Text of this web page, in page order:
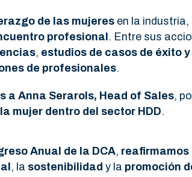
de las mujeres en la
profesional . Entre sus
, estudios de casos de éxito
de profesionales.
a Anna Serarols, Head of Sales,
mujer dentro del sector HDD.
Anual de la DCA, reafirmamos
, la sostenibilidad y la promoción